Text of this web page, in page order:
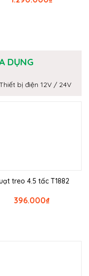
DỤNG
bị điện 12V / 24V
treo 4.5 tấc T1882
₫
396.000